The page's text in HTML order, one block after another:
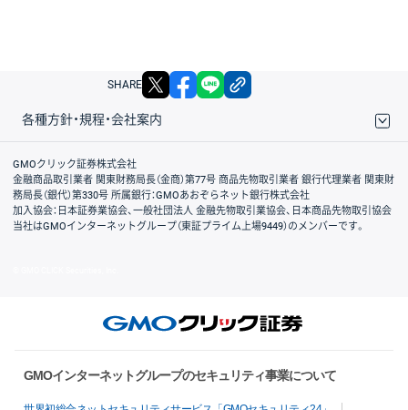
SHARE X facebook
各種方針・規程・会社案内
取引規程・約款
サイトマップ
その他のご案内
個人情報保護方針
最良執行方針
サイトのご利用について
ディスクレイマー
信託保全
リスク説明
会社案内
GMOクリック証券株式会社
金融商品取引業者 関東財務局長（金商）第77号 商品先物取引業者 銀行代理業者 関東財
務局長（銀代）第330号 所属銀行：GMOあおぞらネット銀行株式会社
加入協会：日本証券業協会、一般社団法人 金融先物取引業協会、日本商品先物取引協会
当社はGMOインターネットグループ（東証プライム上場9449）のメンバーです。
GMOインターネットグループのセキュリティ事業について